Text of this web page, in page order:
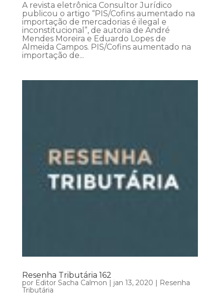
A revista eletrônica Consultor Jurídico
publicou o artigo “PIS/Cofins aumentado na
importação de mercadorias é ilegal e
inconstitucional”, de autoria de André
Mendes Moreira e Eduardo Lopes de
Almeida Campos. PIS/Cofins aumentado na
importação de...
Resenha Tributária 162
por Editor Sacha Calmon | jan 13, 2020 | Resenha
Tributária